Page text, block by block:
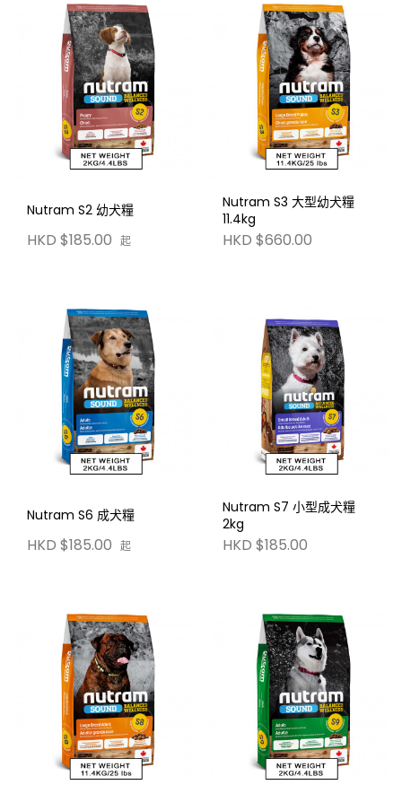
Nutram S2 幼犬糧
HKD $185.00 起
Nutram S3 大型幼犬糧
11.4kg
HKD $660.00
Nutram S6 成犬糧
HKD $185.00 起
Nutram S7 小型成犬糧
2kg
HKD $185.00